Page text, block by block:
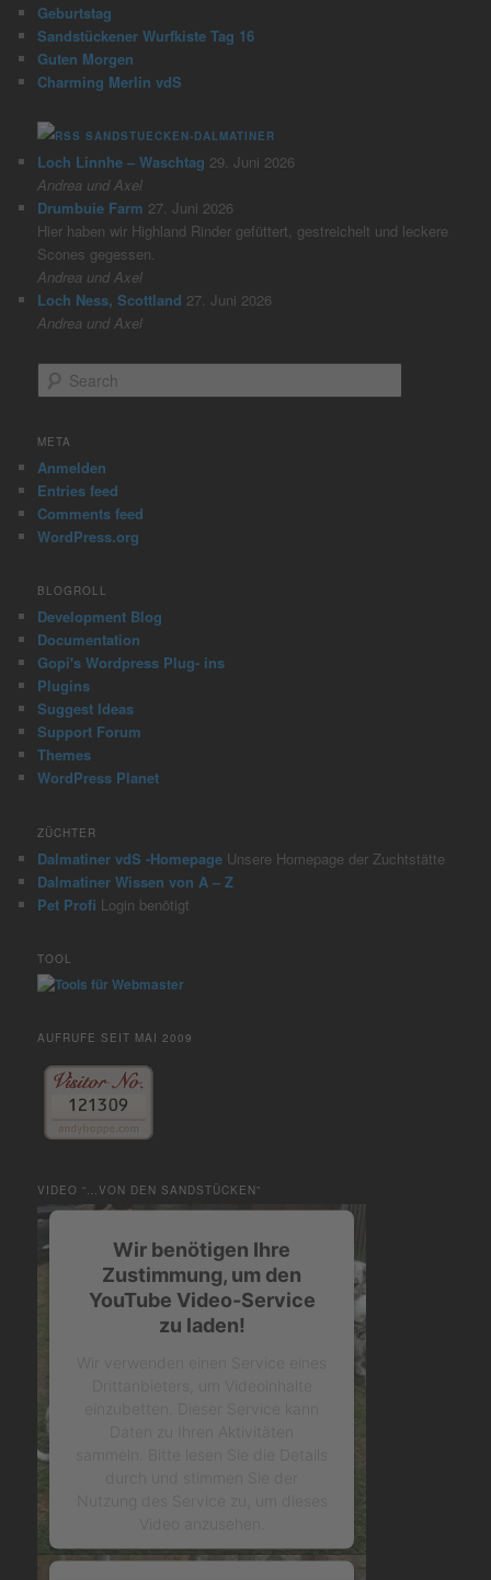
Geburtstag
Sandstückener Wurfkiste Tag 16
Guten Morgen
Charming Merlin vdS
SANDSTUECKEN-DALMATINER
Loch Linnhe – Waschtag 29. Juni 2026
Andrea und Axel
Drumbuie Farm 27. Juni 2026
Hier haben wir Highland Rinder gefüttert, gestreichelt und leckere
Scones gegessen.
Andrea und Axel
Loch Ness, Scottland 27. Juni 2026
Andrea und Axel
e
r
h
META
Anmelden
Entries feed
Comments feed
WordPress.org
BLOGROLL
Development Blog
Documentation
Gopi's Wordpress Plug- ins
Plugins
Suggest Ideas
Support Forum
Themes
WordPress Planet
ZÜCHTER
Dalmatiner vdS -Homepage Unsere Homepage der Zuchtstätte
Dalmatiner Wissen von A – Z
Pet Profi Login benötigt
TOOL
AUFRUFE SEIT MAI 2009
VIDEO “…VON DEN SANDSTÜCKEN”
Wir benötigen Ihre
Zustimmung, um den
YouTube Video-Service
zu laden!